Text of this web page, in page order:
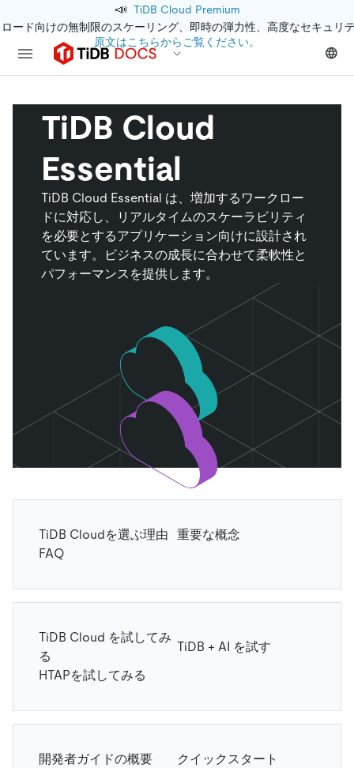
📣 TiDB Cloud Premium
ード向けの無制限のスケーリング、即時の弾力性、高度なセキュリ
原文はこちらからご覧ください。
TiDB Cloud
Essential
TiDB Cloud Essential は、増加するワークロー
ドに対応し、リアルタイムのスケーラビリティ
を必要とするアプリケーション向けに設計され
ています。ビジネスの成長に合わせて柔軟性と
パフォーマンスを提供します。
TiDB Cloudを選ぶ理由
重要な概念
FAQ
TiDB Cloud を試してみ
る
TiDB + AI を試す
HTAPを試してみる
開発者ガイドの概要
クイックスタート